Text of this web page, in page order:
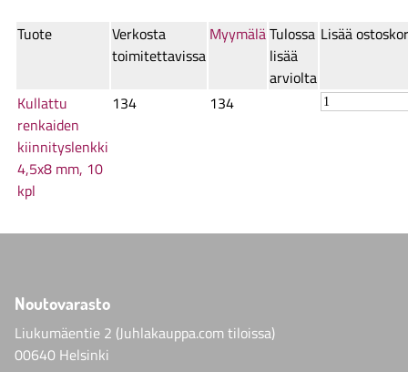
Tuote
Verkosta
toimitettavissa
MyymäläTulossa
lisää
arviolta
Lisää
Kullattu
renkaiden
kiinnityslenkki
4,5x8 mm, 10
kpl
134 134
Noutovarasto
Liukumäentie 2 (Juhlakauppa.com tiloissa)
00640 Helsinki